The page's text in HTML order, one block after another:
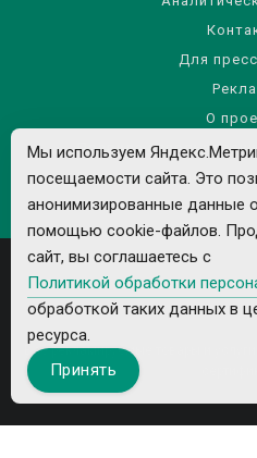
Для
О
Правила
Политика обработки
Все рекламируемые товары и
Мы используем
посещаемости сайта. Это
анонимизированные данные
помощью cookie-файлов.
сайт, вы соглашаетесь с
Политикой обработки
обработкой таких данных в
ресурса.
Принять